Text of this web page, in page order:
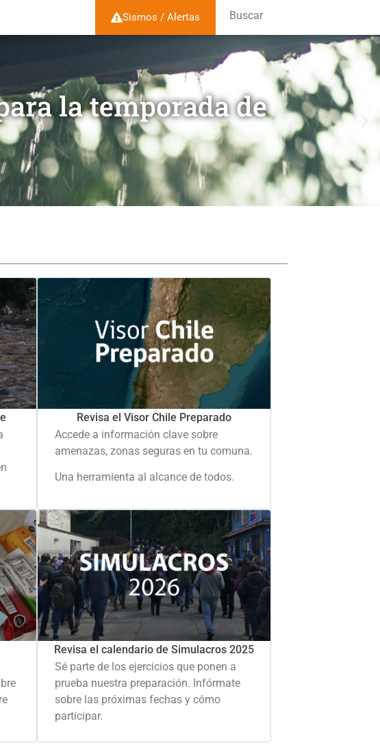
Sismos / Alertas Buscar
la temporada de
Revisa el Visor Chile Preparado
Accede a información clave sobre
amenazas, zonas seguras en tu comuna.
Una herramienta al alcance de todos.
Revisa el calendario de Simulacros 2025
Sé parte de los ejercicios que ponen a
prueba nuestra preparación. Infórmate
sobre las próximas fechas y cómo
participar.